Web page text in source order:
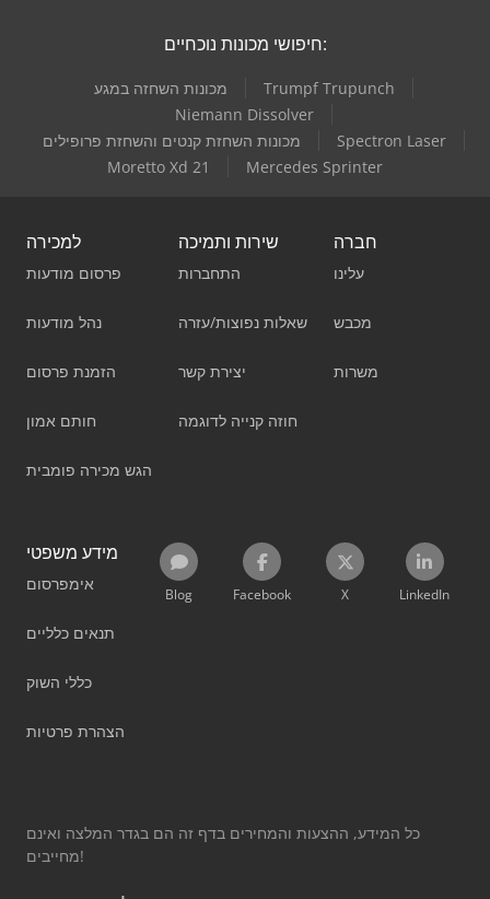
חיפושי מכונות נוכחיים:
מכונות השחזה במגע
Trumpf Trupunch
Niemann Dissolver
מכונות השחזת קנטים והשחזת פרופילים
Spectron Laser
Moretto Xd 21
Mercedes Sprinter
למכירה
פרסום מודעות
נהל מודעות
הזמנת פרסום
חותם אמון
הגש מכירה פומבית
שירות ותמיכה
התחברות
שאלות נפוצות/עזרה
יצירת קשר
חוזה קנייה לדוגמה
חברה
עלינו
מכבש
משרות
מידע משפטי
אימפרסום
תנאים כלליים
כללי השוק
הצהרת פרטיות
Blog Facebook X LinkedIn
כל המידע, ההצעות והמחירים בדף זה הם בגדר המלצה ואינם
מחייבים!